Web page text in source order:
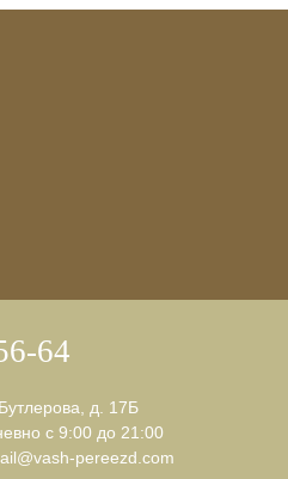
64
д. 17Б
с 9:00 до 21:00
pereezd.com